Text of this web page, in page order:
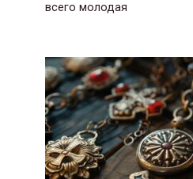
всего молодая